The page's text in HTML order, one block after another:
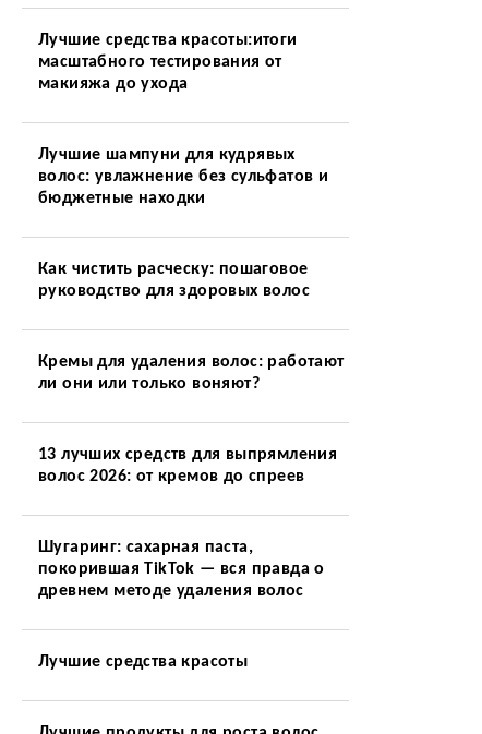
Лучшие средства красоты:итоги
масштабного тестирования от
макияжа до ухода
Лучшие шампуни для кудрявых
волос: увлажнение без сульфатов и
бюджетные находки
Как чистить расческу: пошаговое
руководство для здоровых волос
Кремы для удаления волос: работают
ли они или только воняют?
13 лучших средств для выпрямления
волос 2026: от кремов до спреев
Шугаринг: сахарная паста,
покорившая TikTok — вся правда о
древнем методе удаления волос
Лучшие средства красоты